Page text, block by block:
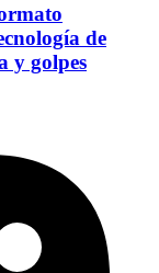
de
y golpes